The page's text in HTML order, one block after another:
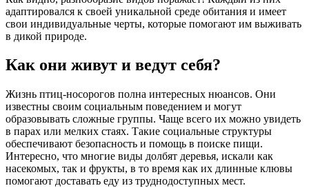
адаптировался к своей уникальной среде обитания и имеет
свои индивидуальные черты, которые помогают им выживать
в дикой природе.
Как они живут и ведут себя?
Жизнь птиц-носорогов полна интересных нюансов. Они
известны своим социальным поведением и могут
образовывать сложные группы. Чаще всего их можно увидеть
в парах или мелких стаях. Такие социальные структуры
обеспечивают безопасность и помощь в поиске пищи.
Интересно, что многие виды долбят деревья, искали как
насекомых, так и фрукты, в то время как их длинные клювы
помогают доставать еду из труднодоступных мест.